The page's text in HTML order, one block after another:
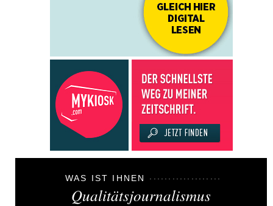
WAS IST IHNEN
Qualitätsjournalismus